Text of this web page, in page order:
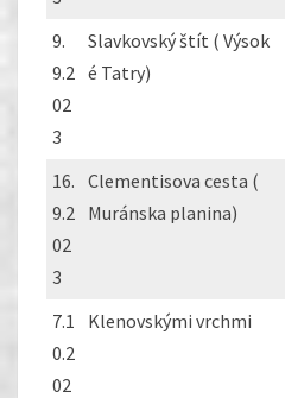
9.
9.2
02
3
Slavkovský štít ( Výsok
é Tatry)
16.
9.2
02
3
Clementisova cesta (
Muránska planina)
7.1
0.2
02
Klenovskými vrchmi